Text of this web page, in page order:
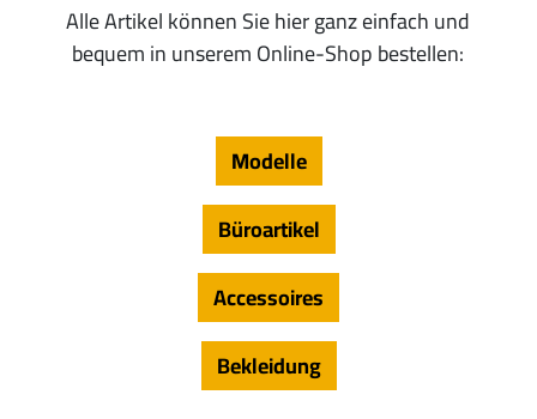
Alle Artikel können Sie hier ganz einfach und
bequem in unserem Online-Shop bestellen:
Modelle
Büroartikel
Accessoires
Bekleidung